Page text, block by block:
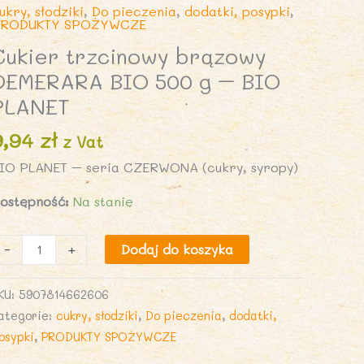
słodziki, Do pieczenia,dodatki, posypki,
SPOŻYWCZE
trzcinowy brązowy
BIO 500 g – BIO
zł z Vat
PLANET – seria CZERWONA (cukry, syropy)
Na stanie
- + Dodaj do koszyka
5907814662606
cukry, słodziki,Do pieczenia,dodatki,
,PRODUKTY SPOŻYWCZE